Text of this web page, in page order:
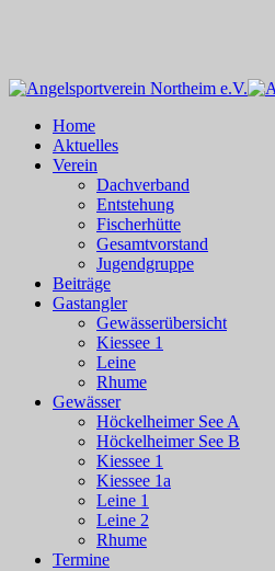
content
Menu
Home
Aktuelles
Verein
Dachverband
Entstehung
Fischerhütte
Gesamtvorstand
Jugendgruppe
Beiträge
Gastangler
Gewässerübersicht
Kiessee 1
Leine
Rhume
Gewässer
Höckelheimer See A
Höckelheimer See B
Kiessee 1
Kiessee 1a
Leine 1
Leine 2
Rhume
Termine